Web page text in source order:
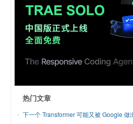
热门文章
下一个 Transformer 可能又被 Google 做